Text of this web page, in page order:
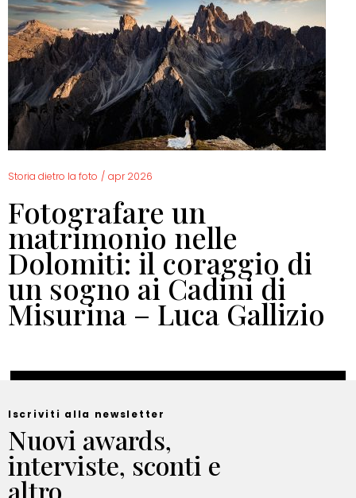
Storia dietro la foto / apr 2026
Fotografare un
matrimonio nelle
Dolomiti: il coraggio di
un sogno ai Cadini di
Misurina – Luca Gallizio
Iscriviti alla newsletter
Nuovi awards,
interviste, sconti e
altro